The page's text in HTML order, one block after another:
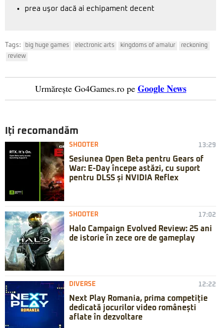
prea uşor dacă ai echipament decent
Tags: big huge games electronic arts kingdoms of amalur
reckoning
review
Urmărește Go4Games.ro pe Google News
Iți recomandăm
SHOOTER 13:29
Sesiunea Open Beta pentru Gears of
War: E-Day începe astăzi, cu suport
pentru DLSS și NVIDIA Reflex
SHOOTER 17:02
Halo Campaign Evolved Review: 25 ani
de istorie în zece ore de gameplay
DIVERSE 12:22
Next Play Romania, prima competiție
dedicată jocurilor video românești
aflate în dezvoltare